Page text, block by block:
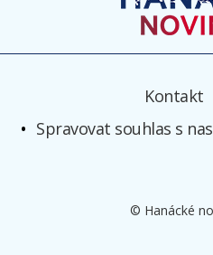
Kontakt
Spravovat souhlas s
© Hanácké